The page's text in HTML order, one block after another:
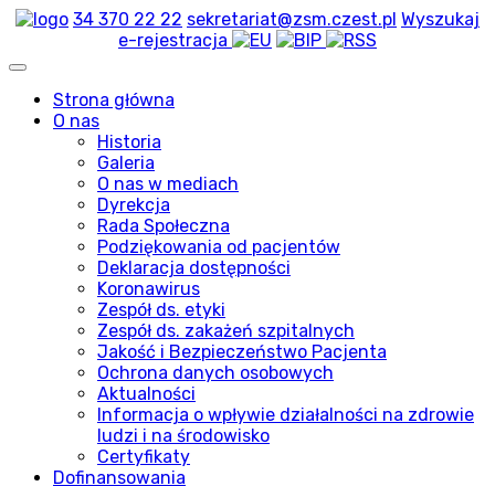
34 370 22 22 sekretariat@zsm.czest.pl Wyszukaj
e-rejestracja
Strona główna
O nas
Historia
Galeria
O nas w mediach
Dyrekcja
Rada Społeczna
Podziękowania od pacjentów
Deklaracja dostępności
Koronawirus
Zespół ds. etyki
Zespół ds. zakażeń szpitalnych
Jakość i Bezpieczeństwo Pacjenta
Ochrona danych osobowych
Aktualności
Informacja o wpływie działalności na zdrowie
ludzi i na środowisko
Certyfikaty
Dofinansowania